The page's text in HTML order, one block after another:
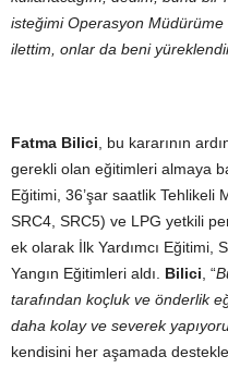
isteğimi Operasyon Müdürüme
ilettim, onlar da beni
Fatma Bilici , bu kararının
gerekli olan eğitimleri almaya
Eğitimi, 36’şar saatlik Tehlikeli
SRC4, SRC5) ve LPG yetkili
ek olarak İlk Yardımcı Eğitimi,
Yangın Eğitimleri aldı. Bilici , “
tarafından koçluk ve önderlik
daha kolay ve severek
kendisini her aşamada